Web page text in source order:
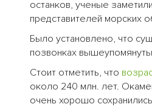
останков, ученые
представителей морских
Было установлено, что
позвонках
Стоит отметить, что
около 240 млн. лет.
очень хорошо